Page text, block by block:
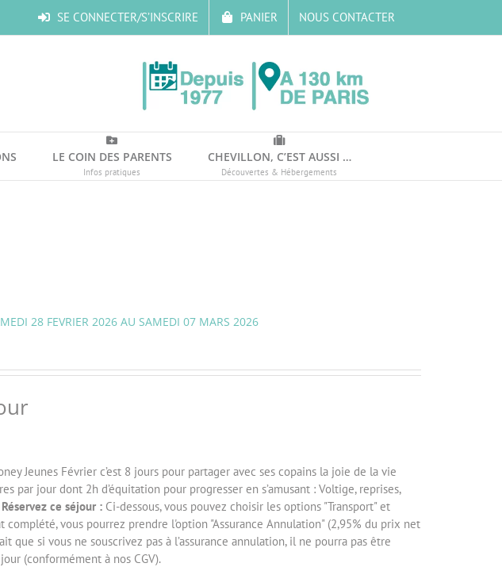
SE CONNECTER/S’INSCRIRE PANIER NOUS CONTACTER
LE COIN DES PARENTS
Infos pratiques
CHEVILLON, C’EST AUSSI …
Découvertes & Hébergements
28 FEVRIER 2026 AU SAMEDI 07 MARS 2026
Jeunes Février c’est 8 jours pour partager avec ses copains la joie de la vie
par jour dont 2h d’équitation pour progresser en s’amusant : Voltige, reprises,
Réservez ce séjour :Ci-dessous, vous pouvez choisir les options "Transport" et
complété, vous pourrez prendre l'option "Assurance Annulation" (2,95% du prix net
que si vous ne souscrivez pas à l’assurance annulation, il ne pourra pas être
(conformément à nos CGV).